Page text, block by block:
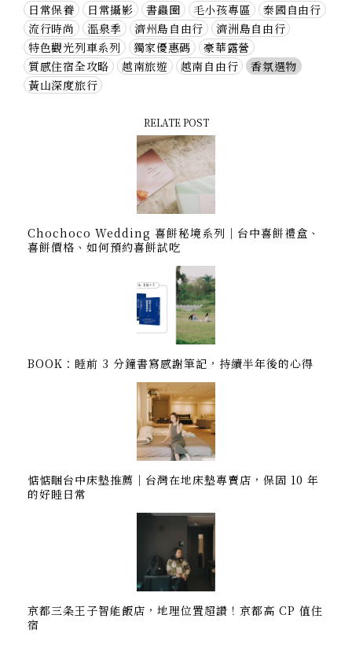
日常保養
日常攝影 書蟲圈 毛小孩專區
泰國自由行
流行時尚
溫泉季 濟州島自由行
濟洲島自由行
特色觀光列車系列
獨家優惠碼
豪華露營
質感住宿全攻略
越南旅遊 越南自由行
香氛選物
黃山深度旅行
RELATE POST
Chochoco Wedding 喜餅秘境系列｜台中喜餅禮盒、
喜餅價格、如何預約喜餅試吃
BOOK：睡前 3 分鐘書寫感謝筆記，持續半年後的心得
惦惦睏台中床墊推薦｜台灣在地床墊專賣店，保固 10 年
的好睡日常
京都三条王子智能飯店，地理位置超讚！京都高 CP 值住
宿